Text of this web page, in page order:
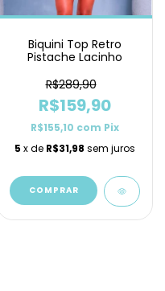
Biquini Top Retro
Pistache Lacinho
R$289,90
R$159,90
R$155,10 com Pix
5 x de R$31,98 sem juros
COMPRAR